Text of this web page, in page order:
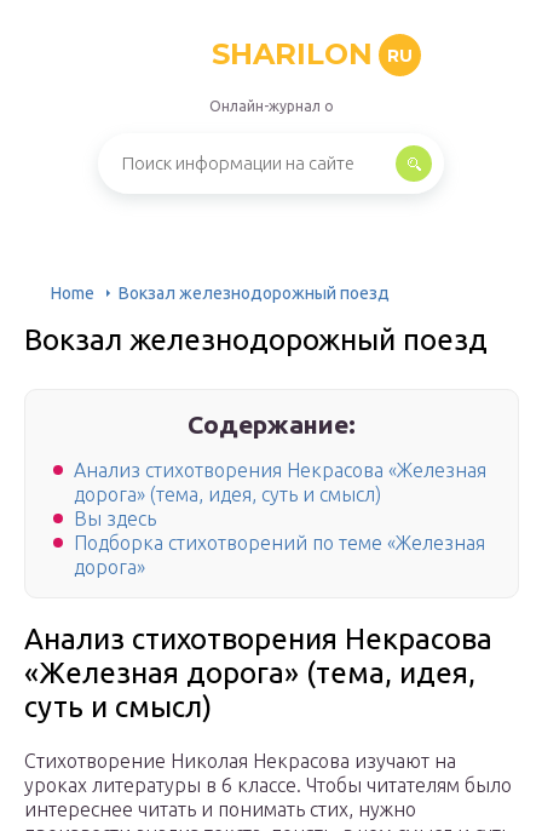
SHARILON RU
Онлайн-журнал о
Home Вокзал железнодорожный поезд
Вокзал железнодорожный поезд
Содержание:
Анализ стихотворения Некрасова «Железная
дорога» (тема, идея, суть и смысл)
Вы здесь
Подборка стихотворений по теме «Железная
дорога»
Анализ стихотворения Некрасова
«Железная дорога» (тема, идея,
суть и смысл)
Стихотворение Николая Некрасова изучают на
уроках литературы в 6 классе. Чтобы читателям было
интереснее читать и понимать стих, нужно